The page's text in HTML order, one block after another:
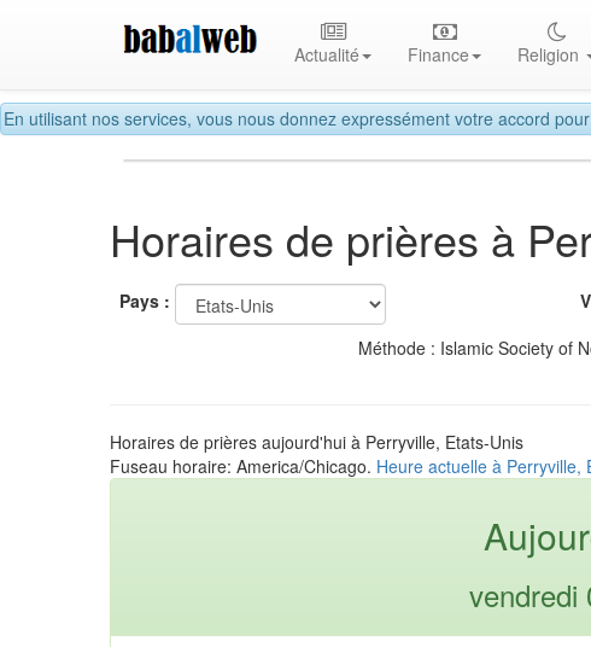
En utilisant nos services, vous nous donnez expressément votre accord
Actualité Finance Religion
Horaires de prières à
Pays :
Méthode : Islamic Society of
Horaires de prières aujourd'hui à Perryville, Etats-Unis
Fuseau horaire: America/Chicago. Heure actuelle à Perryville,
vendredi